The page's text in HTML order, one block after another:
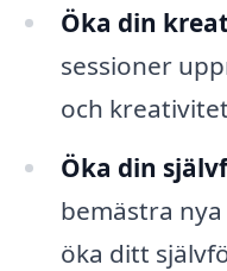
Öka din
sessioner
och
Öka din
bemästra
öka ditt